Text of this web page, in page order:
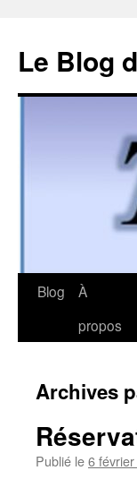
Le Blog
Aller
Blog
À
propos
Archives
Publié le6